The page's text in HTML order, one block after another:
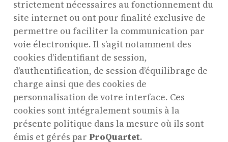
strictement nécessaires au fonctionnement du
site internet ou ont pour finalité exclusive de
permettre ou faciliter la communication par
voie électronique. Il s’agit notamment des
cookies d’identifiant de session,
d’authentification, de session d’équilibrage de
charge ainsi que des cookies de
personnalisation de votre interface. Ces
cookies sont intégralement soumis à la
présente politique dans la mesure où ils sont
émis et gérés parProQuartet.